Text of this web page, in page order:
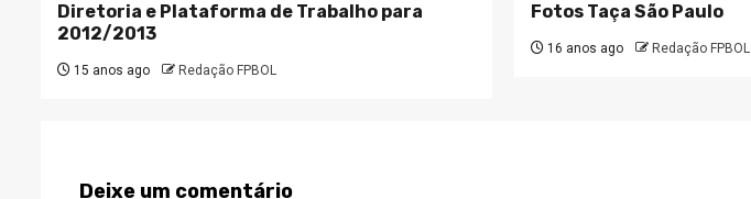
Diretoria e Plataforma de Trabalho para
2012/2013
15 anos ago Redação FPBOL
Fotos Taça São Paulo
16 anos ago Redação FPBOL
Deixe um comentário